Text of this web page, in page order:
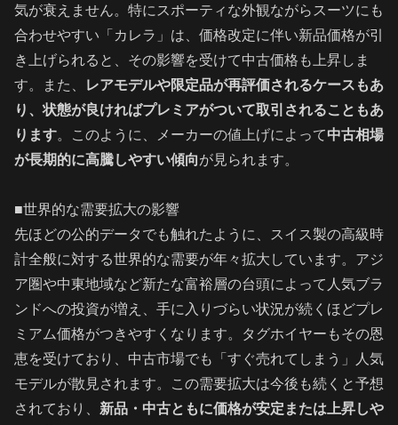
気が衰えません。特にスポーティな外観ながらスーツにも
合わせやすい「カレラ」は、価格改定に伴い新品価格が引
き上げられると、その影響を受けて中古価格も上昇しま
す。また、
レアモデルや限定品が再評価されるケースもあ
り、状態が良ければプレミアがついて取引されることもあ
ります。このように、メーカーの値上げによって中古相場
が長期的に高騰しやすい傾向が見られます。
■世界的な需要拡大の影響
先ほどの公的データでも触れたように、スイス製の高級時
計全般に対する世界的な需要が年々拡大しています。アジ
ア圏や中東地域など新たな富裕層の台頭によって人気ブラ
ンドへの投資が増え、手に入りづらい状況が続くほどプレ
ミアム価格がつきやすくなります。タグホイヤーもその恩
恵を受けており、中古市場でも「すぐ売れてしまう」人気
モデルが散見されます。この需要拡大は今後も続くと予想
されており、 新品・中古ともに価格が安定または上昇しや